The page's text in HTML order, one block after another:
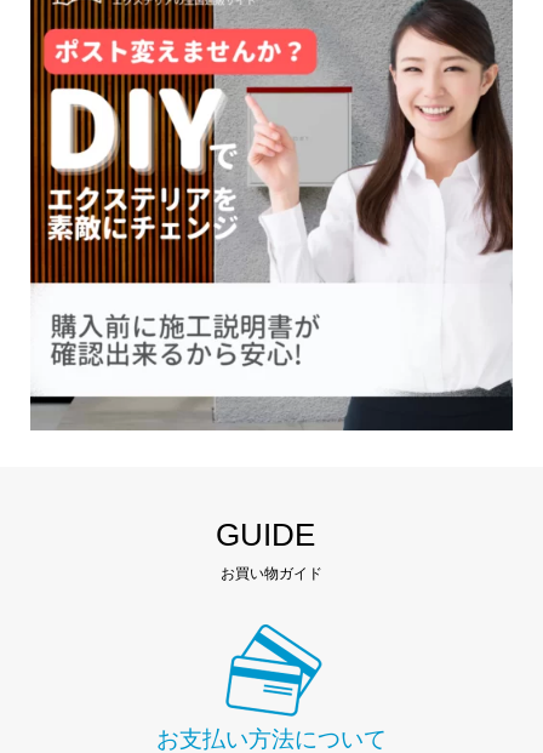
GUIDE
お買い物ガイド
お支払い方法について